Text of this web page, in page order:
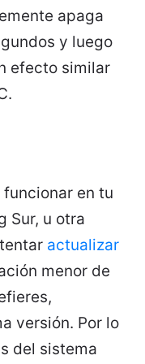
apaga
y luego
efecto similar
en tu
Sur, u otra
actualizar
menor de
versión. Por lo
del sistema